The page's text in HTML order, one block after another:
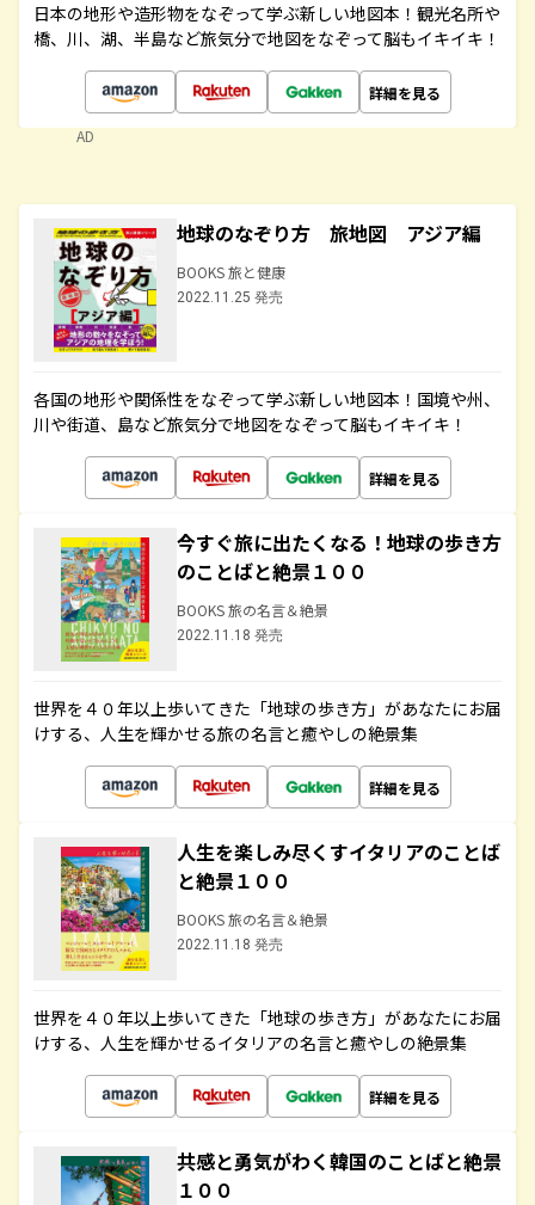
日本の地形や造形物をなぞって学ぶ新しい地図本！観光名所や
橋、川、湖、半島など旅気分で地図をなぞって脳もイキイキ！
詳細を見る
AD
地球のなぞり方 旅地図 アジア編
BOOKS 旅と健康
2022.11.25 発売
各国の地形や関係性をなぞって学ぶ新しい地図本！国境や州、
川や街道、島など旅気分で地図をなぞって脳もイキイキ！
詳細を見る
今すぐ旅に出たくなる！地球の歩き方
のことばと絶景１００
BOOKS 旅の名言＆絶景
2022.11.18 発売
世界を４０年以上歩いてきた「地球の歩き方」があなたにお届
けする、人生を輝かせる旅の名言と癒やしの絶景集
詳細を見る
人生を楽しみ尽くすイタリアのことば
と絶景１００
BOOKS 旅の名言＆絶景
2022.11.18 発売
世界を４０年以上歩いてきた「地球の歩き方」があなたにお届
けする、人生を輝かせるイタリアの名言と癒やしの絶景集
詳細を見る
共感と勇気がわく韓国のことばと絶景
１００